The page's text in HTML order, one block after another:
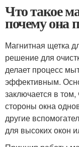
Что такое
почему она
Магнитная щетка
решение для
делает процесс
эффективным.
заключается в
стороны окна
другие
для высоких окон